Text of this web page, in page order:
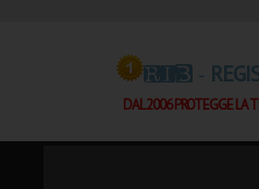
RIB -
DAL 2006 PROTEGGE LA